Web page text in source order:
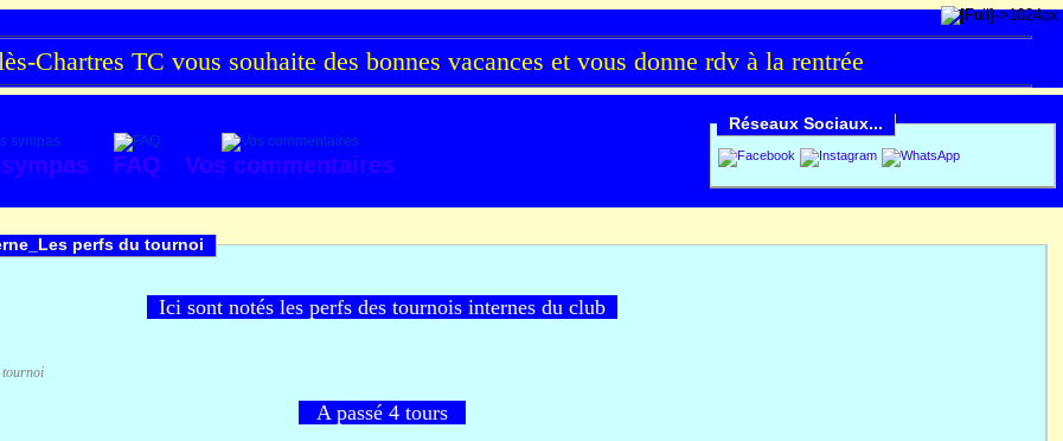
Chartres TC vous souhaite des bonnes vacances et vous donne rdv à la rentrée
FAQ Vos commentaires
Réseaux Sociaux...
perfs du tournoi
Ici sont notés les perfs des tournois internes du club
tournoi
A passé 4 tours